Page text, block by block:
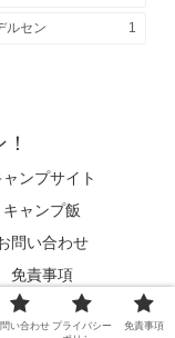
ルセン 1
ャンプサイト
キャンプ飯
問い合わせ
免責事項
！.
い合わせ プライバシー
免責事項